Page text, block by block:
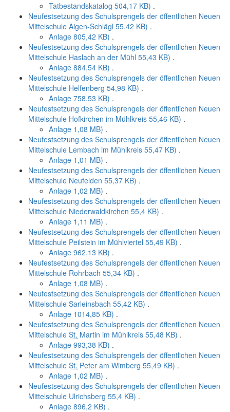
Tatbestandskatalog 504,17 KB) .
Neufestsetzung des Schulsprengels der öffentlichen Neuen
Mittelschule Aigen-Schlägl 55,42 KB) .
Anlage 805,42 KB) .
Neufestsetzung des Schulsprengels der öffentlichen Neuen
Mittelschule Haslach an der Mühl 55,43 KB) .
Anlage 884,54 KB) .
Neufestsetzung des Schulsprengels der öffentlichen Neuen
Mittelschule Helfenberg 54,98 KB) .
Anlage 758,53 KB) .
Neufestsetzung des Schulsprengels der öffentlichen Neuen
Mittelschule Hofkirchen im Mühlkreis 55,46 KB) .
Anlage 1,08 MB) .
Neufestsetzung des Schulsprengels der öffentlichen Neuen
Mittelschule Lembach im Mühlkreis 55,47 KB) .
Anlage 1,01 MB) .
Neufestsetzung des Schulsprengels der öffentlichen Neuen
Mittelschule Neufelden 55,37 KB) .
Anlage 1,02 MB) .
Neufestsetzung des Schulsprengels der öffentlichen Neuen
Mittelschule Niederwaldkirchen 55,4 KB) .
Anlage 1,11 MB) .
Neufestsetzung des Schulsprengels der öffentlichen Neuen
Mittelschule Peilstein im Mühlviertel 55,49 KB) .
Anlage 962,13 KB) .
Neufestsetzung des Schulsprengels der öffentlichen Neuen
Mittelschule Rohrbach 55,34 KB) .
Anlage 1,08 MB) .
Neufestsetzung des Schulsprengels der öffentlichen Neuen
Mittelschule Sarleinsbach 55,42 KB) .
Anlage 1014,85 KB) .
Neufestsetzung des Schulsprengels der öffentlichen Neuen
Mittelschule St. Martin im Mühlkreis 55,48 KB) .
Anlage 993,38 KB) .
Neufestsetzung des Schulsprengels der öffentlichen Neuen
Mittelschule St. Peter am Wimberg 55,49 KB) .
Anlage 1,02 MB) .
Neufestsetzung des Schulsprengels der öffentlichen Neuen
Mittelschule Ulrichsberg 55,4 KB) .
Anlage 896,2 KB) .